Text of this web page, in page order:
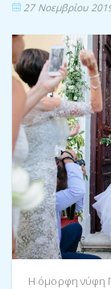
27 Νοεμβρίου
Η όμορφη νύφη